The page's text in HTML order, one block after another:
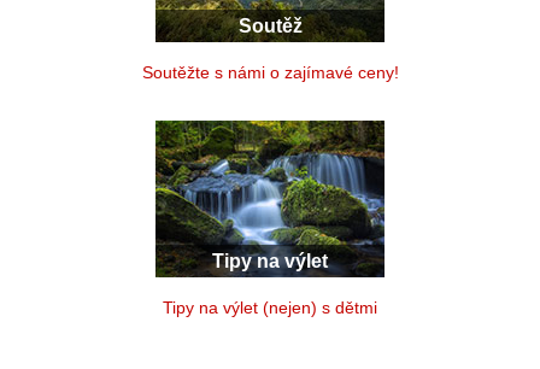
Soutěž
Soutěžte s námi o zajímavé ceny!
Tipy na výlet
Tipy na výlet (nejen) s dětmi